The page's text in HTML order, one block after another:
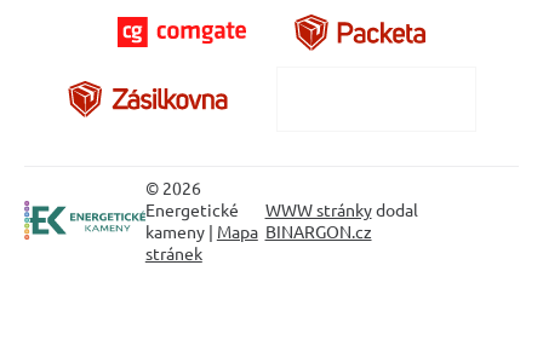
© 2026
Energetické
kameny | Mapa
stránek
WWW stránkydodal
BINARGON.cz